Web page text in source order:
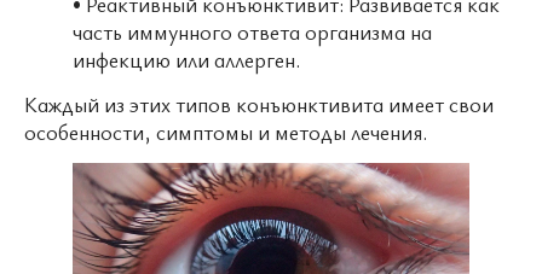
часть иммунного ответа организма на
инфекцию или аллерген.
Каждый из этих типов конъюнктивита имеет свои
особенности, симптомы и методы лечения.